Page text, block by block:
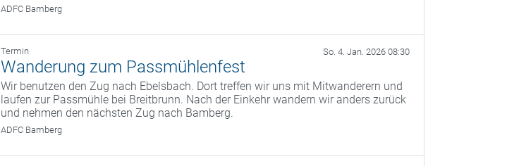
ADFC Bamberg
Termin So. 4. Jan. 2026 08:30
Wanderung zum Passmühlenfest
Wir benutzen den Zug nach Ebelsbach. Dort treffen wir uns mit Mitwanderern und
laufen zur Passmühle bei Breitbrunn. Nach der Einkehr wandern wir anders zurück
und nehmen den nächsten Zug nach Bamberg.
ADFC Bamberg